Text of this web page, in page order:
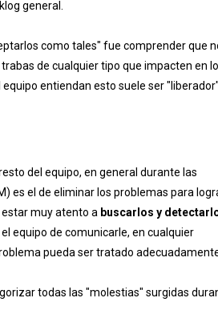
general.
como tales" fue comprender que
de cualquier tipo que impacten en
entiendan esto suele ser "liberador"
del equipo, en general durante las
es el de eliminar los problemas para
muy atento a buscarlos y
equipo de comunicarle, en cualquier
pueda ser tratado
todas las "molestias" surgidas